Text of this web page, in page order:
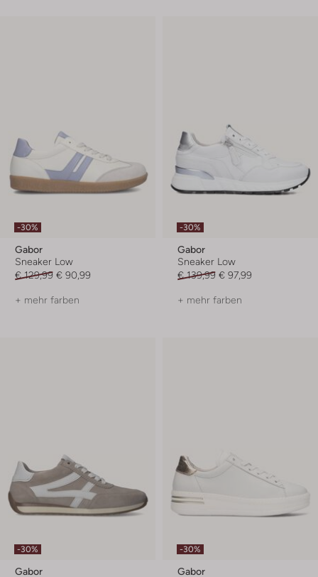
-30%
Gabor
Sneaker Low
€ 129,99 € 90,99
+ mehr farben
-30%
Gabor
Sneaker Low
€ 139,99 € 97,99
+ mehr farben
-30%
Gabor
-30%
Gabor